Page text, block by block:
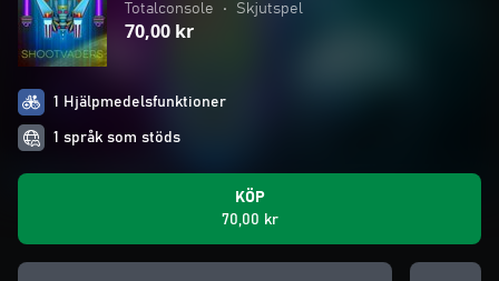
Totalconsole • Skjutspel
70,00 kr
1 Hjälpmedelsfunktioner
1 språk som stöds
KÖP
70,00 kr